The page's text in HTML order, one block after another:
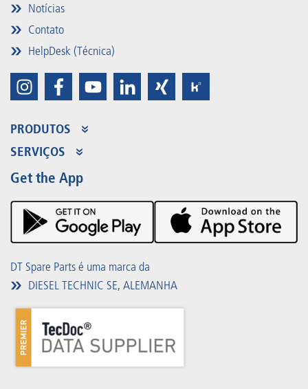
Notícias
Contato
HelpDesk (Técnica)
PRODUTOS
Gama de produtos
Partner Portal
Product Promotions
SERVIÇOS
Benefícios
Premium Shop
Eventos
Downloads
Get the App
DT Spare Parts é uma marca da
DIESEL TECHNIC SE, ALEMANHA